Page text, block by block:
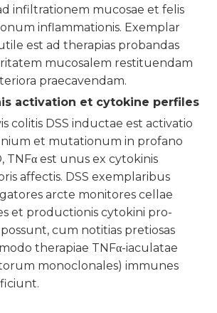
infiltrationem mucosae et felis
inflammationis. Exemplar
est ad therapias probandas
mucosalem restituendam
praecavendam.
activation et cytokine perfiles
colitis DSS inductae est activatio
et mutationum in profano
TNFα est unus ex cytokinis
affectis. DSS exemplaribus
arcte monitores cellae
et productionis cytokini pro-
cum notitias pretiosas
therapiae TNFα-iaculatae
monoclonales) immunes